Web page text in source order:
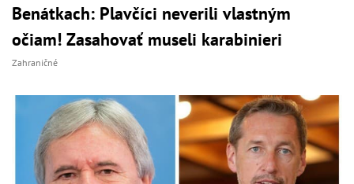
Benátkach: Plavčíci neverili vlastným
očiam! Zasahovať museli karabinieri
Zahraničné